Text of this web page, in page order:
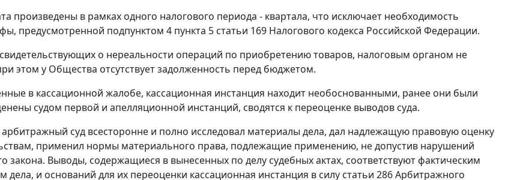
произведены в рамках одного налогового периода - квартала, что исключает необходимость
предусмотренной подпунктом 4 пункта 5 статьи 169 Налогового кодекса Российской Федерации.
о нереальности операций по приобретению товаров, налоговым органом не
этом у Общества отсутствует задолженность перед бюджетом.
в кассационной жалобе, кассационная инстанция находит необоснованными, ранее они были
судом первой и апелляционной инстанций, сводятся к переоценке выводов суда.
суд всесторонне и полно исследовал материалы дела, дал надлежащую правовую оценку
применил нормы материального права, подлежащие применению, не допустив нарушений
закона. Выводы, содержащиеся в вынесенных по делу судебных актах, соответствуют фактическим
дела, и оснований для их переоценки кассационная инстанция в силу статьи 286Арбитражного